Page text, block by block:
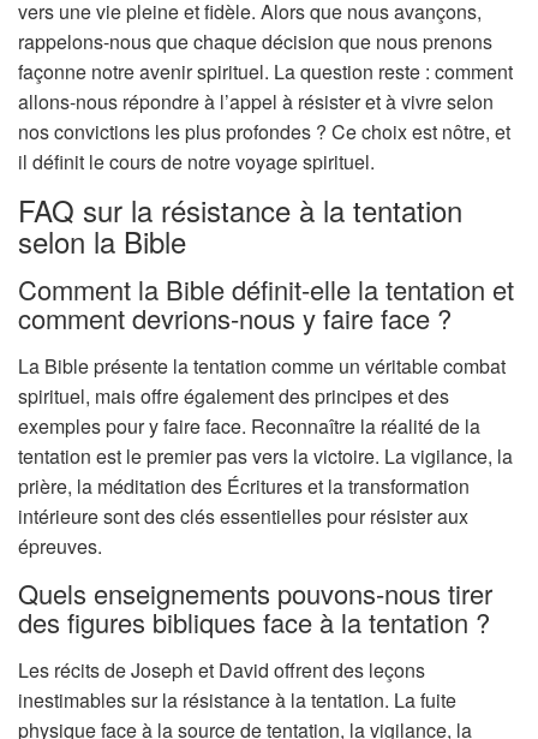
vers une vie pleine et fidèle. Alors que nous avançons,
rappelons-nous que chaque décision que nous prenons
façonne notre avenir spirituel. La question reste : comment
allons-nous répondre à l’appel à résister et à vivre selon
nos convictions les plus profondes ? Ce choix est nôtre, et
il définit le cours de notre voyage spirituel.
FAQ sur la résistance à la tentation
selon la Bible
Comment la Bible définit-elle la tentation et
comment devrions-nous y faire face ?
La Bible présente la tentation comme un véritable combat
spirituel, mais offre également des principes et des
exemples pour y faire face. Reconnaître la réalité de la
tentation est le premier pas vers la victoire. La vigilance, la
prière, la méditation des Écritures et la transformation
intérieure sont des clés essentielles pour résister aux
épreuves.
Quels enseignements pouvons-nous tirer
des figures bibliques face à la tentation ?
Les récits de Joseph et David offrent des leçons
inestimables sur la résistance à la tentation. La fuite
physique face à la source de tentation, la vigilance, la